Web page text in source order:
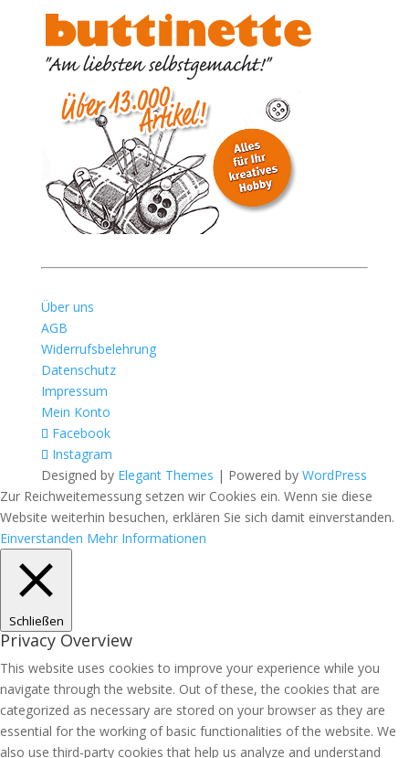
Über uns
AGB
Widerrufsbelehrung
Datenschutz
Impressum
Mein Konto
Facebook
Instagram
Designed by Elegant Themes | Powered by WordPress
Zur Reichweitemessung setzen wir Cookies ein. Wenn sie diese
Website weiterhin besuchen, erklären Sie sich damit einverstanden.
Einverstanden Mehr Informationen
Schließen
Privacy Overview
This website uses cookies to improve your experience while you
navigate through the website. Out of these, the cookies that are
categorized as necessary are stored on your browser as they are
essential for the working of basic functionalities of the website. We
also use third-party cookies that help us analyze and understand